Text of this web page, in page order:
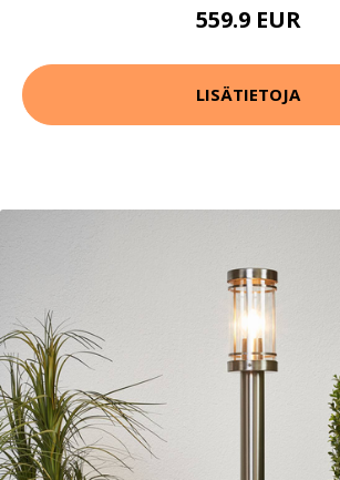
559.9 EUR
LISÄTIETOJA